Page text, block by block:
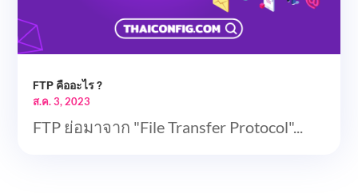
FTP คืออะไร ?
ส.ค. 3, 2023
FTP ย่อมาจาก "File Transfer Protocol"...